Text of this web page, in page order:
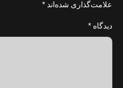
علامت‌گذاری شده‌اند*
دیدگاه*